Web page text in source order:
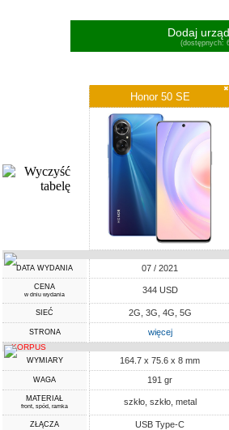
Dodaj
(dostępnych:
✖
Honor 50 SE
DATA WYDANIA 07 / 2021
CENA
w dniu wydania 344 USD
SIEĆ 2G, 3G, 4G, 5G
STRONA więcej
KORPUS
WYMIARY 164.7 x 75.6 x 8 mm
WAGA 191 gr
MATERIAŁ
front, spód, ramka szkło, szkło, metal
ZŁĄCZA USB Type-C